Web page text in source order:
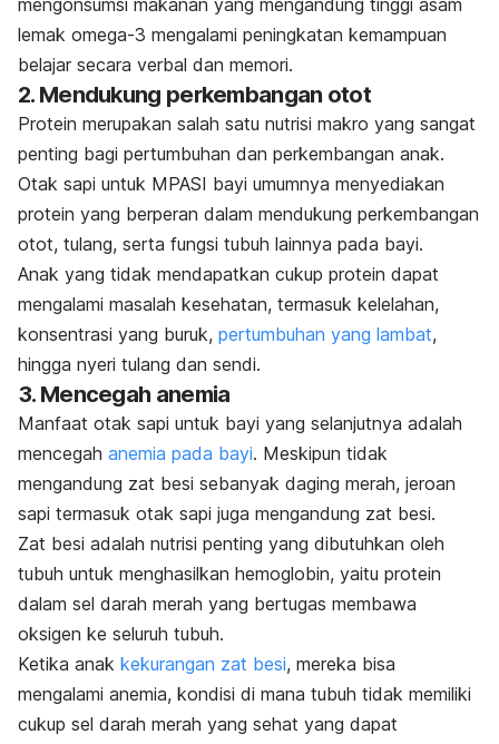
lemak omega-3 mengalami peningkatan kemampuan
belajar secara verbal dan memori.
2. Mendukung perkembangan otot
Protein merupakan salah satu nutrisi makro yang sangat
penting bagi pertumbuhan dan perkembangan anak.
Otak sapi untuk MPASI bayi umumnya menyediakan
protein yang berperan dalam mendukung perkembangan
otot, tulang, serta fungsi tubuh lainnya pada bayi.
Anak yang tidak mendapatkan cukup protein dapat
mengalami masalah kesehatan, termasuk kelelahan,
konsentrasi yang buruk, pertumbuhan yang lambat,
hingga nyeri tulang dan sendi.
3. Mencegah anemia
Manfaat otak sapi untuk bayi yang selanjutnya adalah
mencegah anemia pada bayi. Meskipun tidak
mengandung zat besi sebanyak daging merah, jeroan
sapi termasuk otak sapi juga mengandung zat besi.
Zat besi adalah nutrisi penting yang dibutuhkan oleh
tubuh untuk menghasilkan hemoglobin, yaitu protein
dalam sel darah merah yang bertugas membawa
oksigen ke seluruh tubuh.
Ketika anak kekurangan zat besi, mereka bisa
mengalami anemia, kondisi di mana tubuh tidak memiliki
cukup sel darah merah yang sehat yang dapat